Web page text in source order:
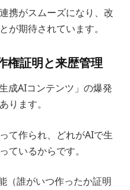
携がスムーズになり、改
が期待されています。
権証明と来歴管理
成AIコンテンツ」の爆発
ります。
て作られ、どれがAIで生
ているからです。
（誰がいつ作ったか証明